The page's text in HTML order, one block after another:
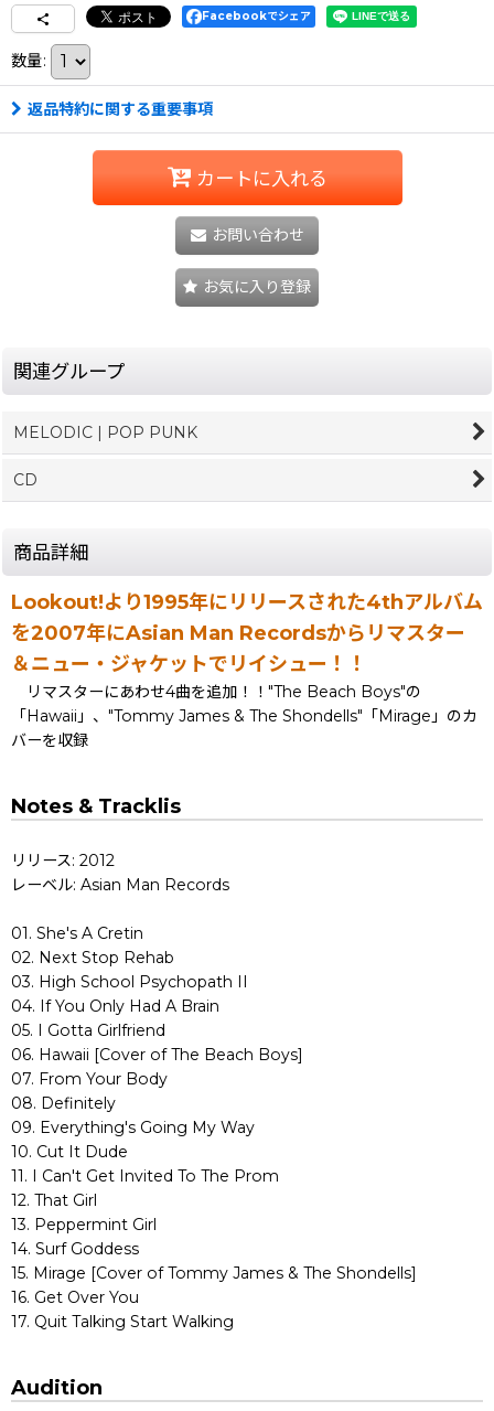
Facebookでシェア
数量:
返品特約に関する重要事項
カートに入れる
お問い合わせ
お気に入り登録
関連グループ
MELODIC | POP PUNK
CD
商品詳細
Lookout!より1995年にリリースされた4thアルバム
を2007年にAsian Man Recordsからリマスター
＆ニュー・ジャケットでリイシュー！！
リマスターにあわせ4曲を追加！！"The Beach Boys"の
「Hawaii」、"Tommy James & The Shondells"「Mirage」のカ
バーを収録
Notes & Tracklis
リリース: 2012
レーベル: Asian Man Records
01. She's A Cretin
02. Next Stop Rehab
03. High School Psychopath II
04. If You Only Had A Brain
05. I Gotta Girlfriend
06. Hawaii [Cover of The Beach Boys]
07. From Your Body
08. Definitely
09. Everything's Going My Way
10. Cut It Dude
11. I Can't Get Invited To The Prom
12. That Girl
13. Peppermint Girl
14. Surf Goddess
15. Mirage [Cover of Tommy James & The Shondells]
16. Get Over You
17. Quit Talking Start Walking
Audition